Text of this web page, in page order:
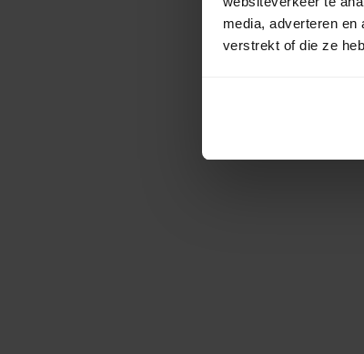
media, adverteren
verstrekt of die ze